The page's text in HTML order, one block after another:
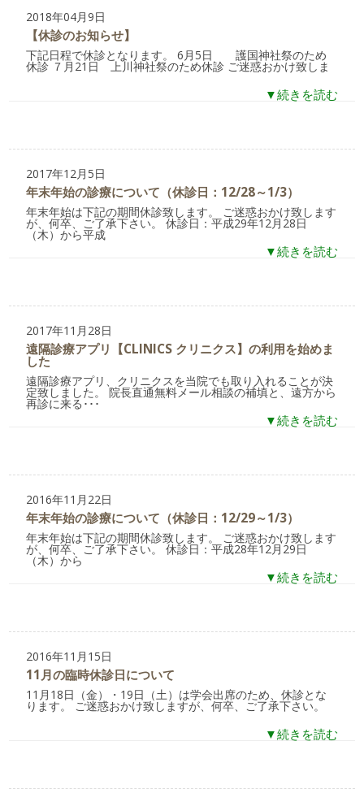
2018年04月9日
【休診のお知らせ】
下記日程で休診となります。 6月5日 護国神社祭のため
休診 ７月21日 上川神社祭のため休診 ご迷惑おかけ致しま
▼続きを読む
2017年12月5日
年末年始の診療について（休診日：12/28～1/3）
年末年始は下記の期間休診致します。 ご迷惑おかけ致します
が、何卒、ご了承下さい。 休診日：平成29年12月28日
（木）から平成
▼続きを読む
2017年11月28日
遠隔診療アプリ【CLINICS クリニクス】の利用を始めま
した
遠隔診療アプリ、クリニクスを当院でも取り入れることが決
定致しました。 院長直通無料メール相談の補填と、遠方から
再診に来る･･･
▼続きを読む
2016年11月22日
年末年始の診療について（休診日：12/29～1/3）
年末年始は下記の期間休診致します。 ご迷惑おかけ致します
が、何卒、ご了承下さい。 休診日：平成28年12月29日
（木）から
▼続きを読む
2016年11月15日
11月の臨時休診日について
11月18日（金）・19日（土）は学会出席のため、休診とな
ります。 ご迷惑おかけ致しますが、何卒、ご了承下さい。
▼続きを読む